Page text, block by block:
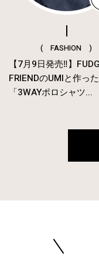
( FASHION )
【7月9日発売‼︎】
FRIENDのUMIと作った
「3WAYポロシャツ...